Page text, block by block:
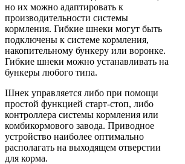
но их можно адаптировать к
производительности системы
кормления. Гибкие шнеки могут быть
подключены к системе кормления,
накопительному бункеру или воронке.
Гибкие шнеки можно устанавливать на
бункеры любого типа.
Шнек управляется либо при помощи
простой функцией старт-стоп, либо
контроллера системы кормления или
комбикормового завода. Приводное
устройство наиболее оптимально
располагать на выходящем отверстии
для корма.